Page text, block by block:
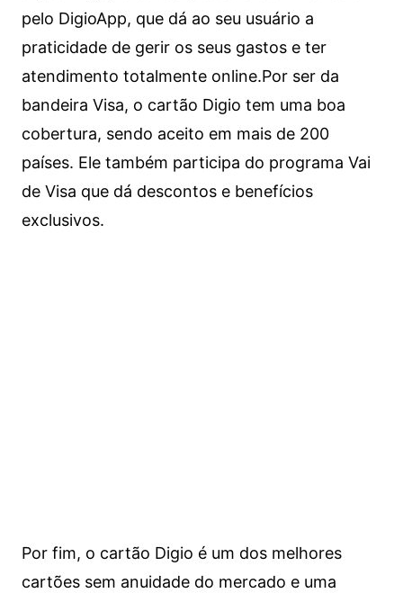
pelo DigioApp, que dá ao seu usuário a
praticidade de gerir os seus gastos e ter
atendimento totalmente online.Por ser da
bandeira Visa, o cartão Digio tem uma boa
cobertura, sendo aceito em mais de 200
países. Ele também participa do programa Vai
de Visa que dá descontos e benefícios
exclusivos.
Por fim, o cartão Digio é um dos melhores
cartões sem anuidade do mercado e uma